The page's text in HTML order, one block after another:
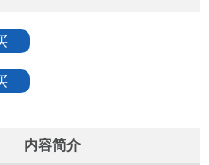
内容简介